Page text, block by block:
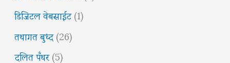
डिजिटल वेबसाईट(1)
तथागत बुध्द(26)
दलित पँथर(5)